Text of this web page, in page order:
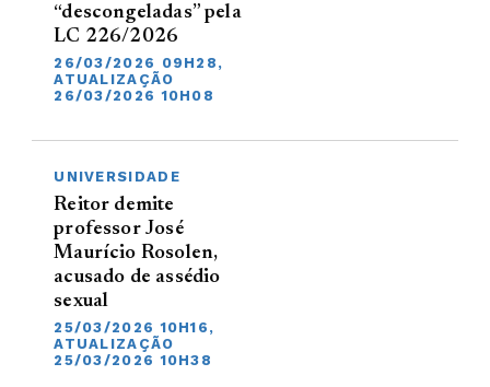
“descongeladas” pela
LC 226/2026
26/03/2026 09H28,
ATUALIZAÇÃO
26/03/2026 10H08
UNIVERSIDADE
Reitor demite
professor José
Maurício Rosolen,
acusado de assédio
sexual
25/03/2026 10H16,
ATUALIZAÇÃO
25/03/2026 10H38